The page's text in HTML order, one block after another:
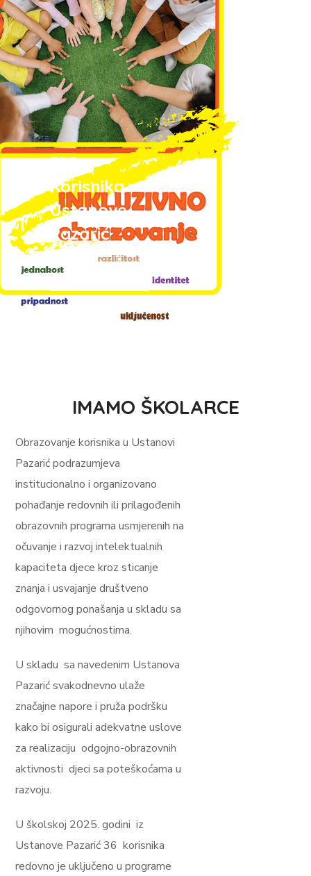
330+
Korisnika
Ustanove
Pazarić
IZVRŠITE
IMAMO ŠKOLARCE
Obrazovanje korisnika u Ustanovi
Pazarić podrazumjeva
institucionalno i organizovano
pohađanje redovnih ili prilagođenih
obrazovnih programa usmjerenih na
očuvanje i razvoj intelektualnih
kapaciteta djece kroz sticanje
znanja i usvajanje društveno
odgovornog ponašanja u skladu sa
njihovim mogućnostima.
U skladu sa navedenim Ustanova
Pazarić svakodnevno ulaže
značajne napore i pruža podršku
kako bi osigurali adekvatne uslove
za realizaciju odgojno-obrazovnih
aktivnosti djeci sa poteškoćama u
razvoju.
U školskoj 2025. godini iz
Ustanove Pazarić 36 korisnika
redovno je uključeno u programe